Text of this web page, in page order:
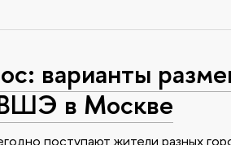
варианты
в Москве
поступают жители разных